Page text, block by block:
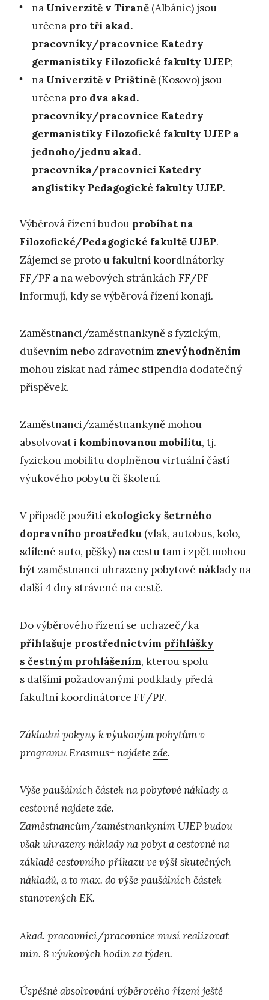
na Univerzitě v Tiraně (Albánie) jsou
určena pro tři akad.
pracovníky/pracovnice Katedry
germanistiky Filozofické fakulty UJEP;
na Univerzitě v Prištině (Kosovo) jsou
určena pro dva akad.
pracovníky/pracovnice Katedry
germanistiky Filozofické fakulty UJEP a
jednoho/jednu akad.
pracovníka/pracovnici Katedry
anglistiky Pedagogické fakulty UJEP.
Výběrová řízení budou probíhatna
Filozofické/Pedagogické fakultě UJEP.
Zájemci se proto ufakultní koordinátorky
FF/PF a na webových stránkách FF/PF
informují, kdy se výběrová řízení konají.
Zaměstnanci/zaměstnankyně s fyzickým,
duševním nebo zdravotním znevýhodněním
mohou získat nad rámec stipendia dodatečný
příspěvek.
Zaměstnanci/zaměstnankyně mohou
absolvovat i kombinovanou mobilitu, tj.
fyzickou mobilitu doplněnou virtuální částí
výukového pobytu či školení.
V případě použití ekologicky šetrného
dopravního prostředku (vlak, autobus, kolo,
sdílené auto, pěšky) na cestu tam i zpět mohou
být zaměstnanci uhrazeny pobytové náklady na
další 4 dny strávené na cestě.
Do výběrového řízení se uchazeč/ka
přihlašuje prostřednictvím přihlášky
s čestným prohlášením, kterou spolu
s dalšími požadovanými podklady předá
fakultní koordinátorce FF/PF.
Základní pokyny k výukovým pobytům v
programu Erasmus+ najdetezde.
Výše paušálních částek na pobytové náklady a
cestovné najdetezde.
Zaměstnancům/zaměstnankyním UJEP budou
však uhrazeny náklady na pobyt a cestovné na
základě cestovního příkazu ve výši skutečných
nákladů, a to max. do výše paušálních částek
stanovených EK.
Akad. pracovníci/pracovnice musí realizovat
min. 8 výukových hodin za týden.
Úspěšné absolvování výběrového řízení ještě